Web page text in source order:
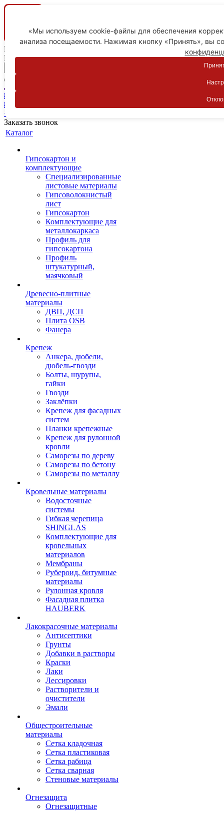
Ваш город
Пятигорск
Личный кабинет
8-800-775-59-89
8-800-775-59-89
+7 918 754-83-77
Заказать звонок
Каталог
Гипсокартон и
комплектующие
Специализированные
листовые материалы
Гипсоволокнистый
лист
Гипсокартон
Комплектующие для
металлокаркаса
Профиль для
гипсокартона
Профиль
штукатурный,
маячковый
Древесно-плитные
материалы
ДВП, ДСП
Плита OSB
Фанера
Крепеж
Анкера, дюбели,
дюбель-гвозди
Болты, шурупы,
гайки
Гвозди
Заклёпки
Крепеж для фасадных
систем
Планки крепежные
Крепеж для рулонной
кровли
Саморезы по дереву
Саморезы по бетону
Саморезы по металлу
Кровельные материалы
Водосточные
системы
Гибкая черепица
SHINGLAS
Комплектующие для
кровельных
материалов
Мембраны
Рубероид, битумные
материалы
Рулонная кровля
Фасадная плитка
HAUBERK
Лакокрасочные материалы
Антисептики
Грунты
Добавки в растворы
Краски
Лаки
Лессировки
Растворители и
очистители
Эмали
Общестроительные
материалы
Сетка кладочная
Сетка пластиковая
Сетка рабица
Сетка сварная
Стеновые материалы
Огнезащита
Огнезащитные
«Мы используем cookie-файлы для обеспечения
анализа посещаемости. Нажимая кнопку «Принять», вы